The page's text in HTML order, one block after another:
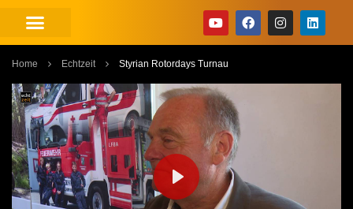
Home Echtzeit Styrian Rotordays Turnau
PLAY